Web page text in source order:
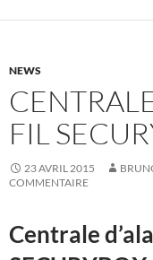
NEWS
FIL
23 AVRIL 2015
COMMENTAIRE
Centrale